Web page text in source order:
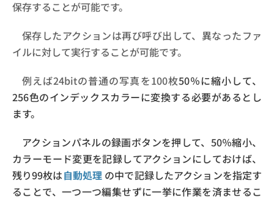
保存することが可能です。
保存したアクションは再び呼び出して、異なったファ
イルに対して実行することが可能です。
例えば24bitの普通の写真を100枚50％に縮小して、
256色のインデックスカラーに変換する必要があるとし
ます。
アクションパネルの録画ボタンを押して、50％縮小、
カラーモード変更を記録してアクションにしておけば、
残り99枚は自動処理 の中で記録したアクションを指定す
ることで、一つ一つ編集せずに一挙に作業を済ませるこ